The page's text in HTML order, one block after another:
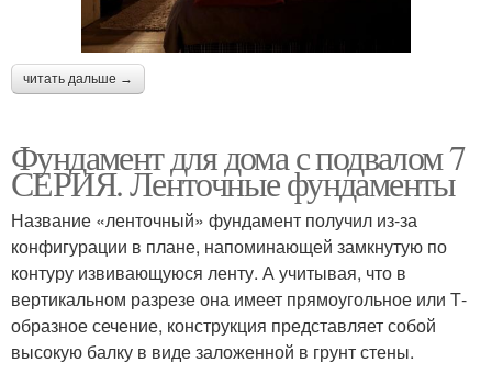
читать дальше →
Фундамент для дома с подвалом 7
СЕРИЯ. Ленточные фундаменты
Название «ленточный» фундамент получил из-за
конфигурации в плане, напоминающей замкнутую по
контуру извивающуюся ленту. А учитывая, что в
вертикальном разрезе она имеет прямоугольное или Т-
образное сечение, конструкция представляет собой
высокую балку в виде заложенной в грунт стены.